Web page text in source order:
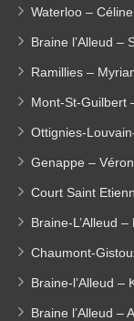
Waterloo –
Braine l’Alleud –
Ramillies –
Mont-St-Guilbert
Ottignies-
Genappe –
Court Saint
Braine-L’Alleud
Chaumont-
Braine-l’Alleud –
Braine l’Alleud –